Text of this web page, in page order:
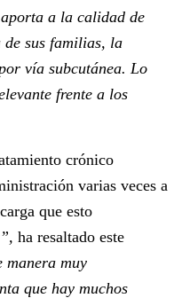
a la calidad de
de sus familias, la
vía subcutánea. Lo
frente a los
crónico
varias veces a
que esto
ha resaltado este
manera muy
que hay muchos